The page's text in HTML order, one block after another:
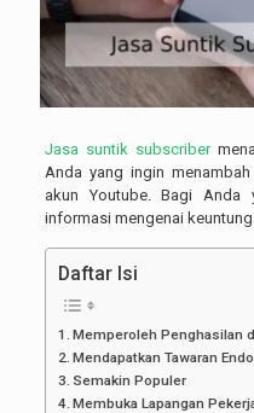
Jasa suntik subscriber
Anda yang ingin
akun Youtube. Bagi Anda
informasi mengenai
Daftar Isi
Memperoleh Penghasilan
Mendapatkan Tawaran
Semakin Populer
Membuka Lapangan